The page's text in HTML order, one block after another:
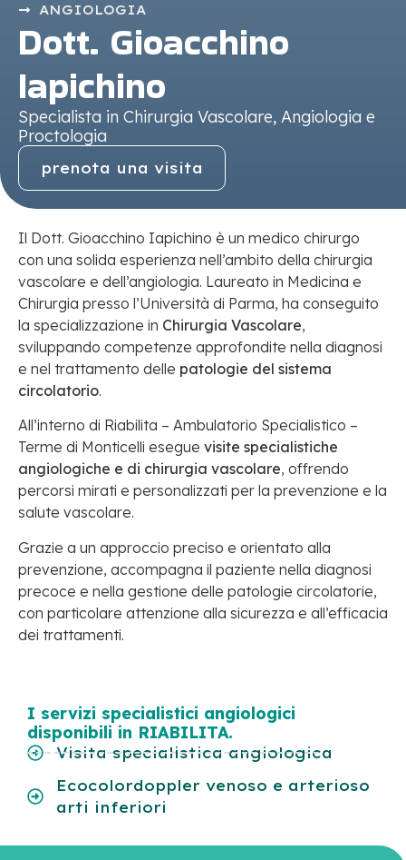
ANGIOLOGIA
Dott. Gioacchino
Iapichino
Specialista in Chirurgia Vascolare, Angiologia e
Proctologia
prenota una visita
Il Dott. Gioacchino Iapichino è un medico chirurgo
con una solida esperienza nell’ambito della chirurgia
vascolare e dell’angiologia. Laureato in Medicina e
Chirurgia presso l’Università di Parma, ha conseguito
la specializzazione in Chirurgia Vascolare,
sviluppando competenze approfondite nella diagnosi
e nel trattamento delle patologie del sistema
circolatorio.
All’interno di Riabilita – Ambulatorio Specialistico –
Terme di Monticelli esegue visite specialistiche
angiologiche e di chirurgia vascolare, offrendo
percorsi mirati e personalizzati per la prevenzione e la
salute vascolare.
Grazie a un approccio preciso e orientato alla
prevenzione, accompagna il paziente nella diagnosi
precoce e nella gestione delle patologie circolatorie,
con particolare attenzione alla sicurezza e all’efficacia
dei trattamenti.
I servizi specialistici angiologici
disponibili in RIABILITA.
Visita specialistica angiologica
Ecocolordoppler venoso e arterioso
arti inferiori